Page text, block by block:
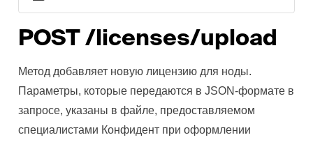
POST /licenses/upload
Метод добавляет новую лицензию для ноды.
Параметры, которые передаются в JSON-формате в
запросе, указаны в файле, предоставляемом
специалистами Конфидент при оформлении